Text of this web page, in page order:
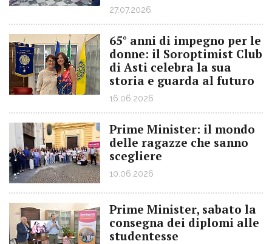
27.07.2026
65° anni di impegno per le
donne: il Soroptimist Club
di Asti celebra la sua
storia e guarda al futuro
16.06.2026
Prime Minister: il mondo
delle ragazze che sanno
scegliere
10.06.2026
Prime Minister, sabato la
consegna dei diplomi alle
studentesse